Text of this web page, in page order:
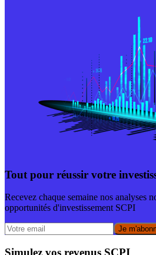
Tout pour réussir votre
Recevez chaque semaine nos analyses
opportunités d'investissement SCPI
Je
Simulez vos revenus SCPI